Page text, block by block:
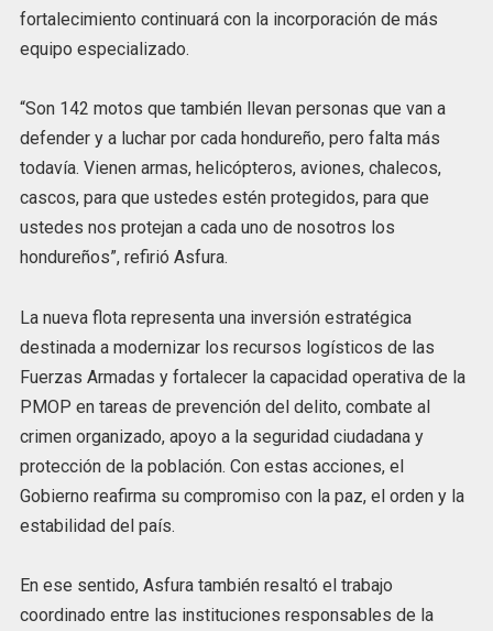
fortalecimiento continuará con la incorporación de más
equipo especializado.
“Son 142 motos que también llevan personas que van a
defender y a luchar por cada hondureño, pero falta más
todavía. Vienen armas, helicópteros, aviones, chalecos,
cascos, para que ustedes estén protegidos, para que
ustedes nos protejan a cada uno de nosotros los
hondureños”, refirió Asfura.
La nueva flota representa una inversión estratégica
destinada a modernizar los recursos logísticos de las
Fuerzas Armadas y fortalecer la capacidad operativa de la
PMOP en tareas de prevención del delito, combate al
crimen organizado, apoyo a la seguridad ciudadana y
protección de la población. Con estas acciones, el
Gobierno reafirma su compromiso con la paz, el orden y la
estabilidad del país.
En ese sentido, Asfura también resaltó el trabajo
coordinado entre las instituciones responsables de la